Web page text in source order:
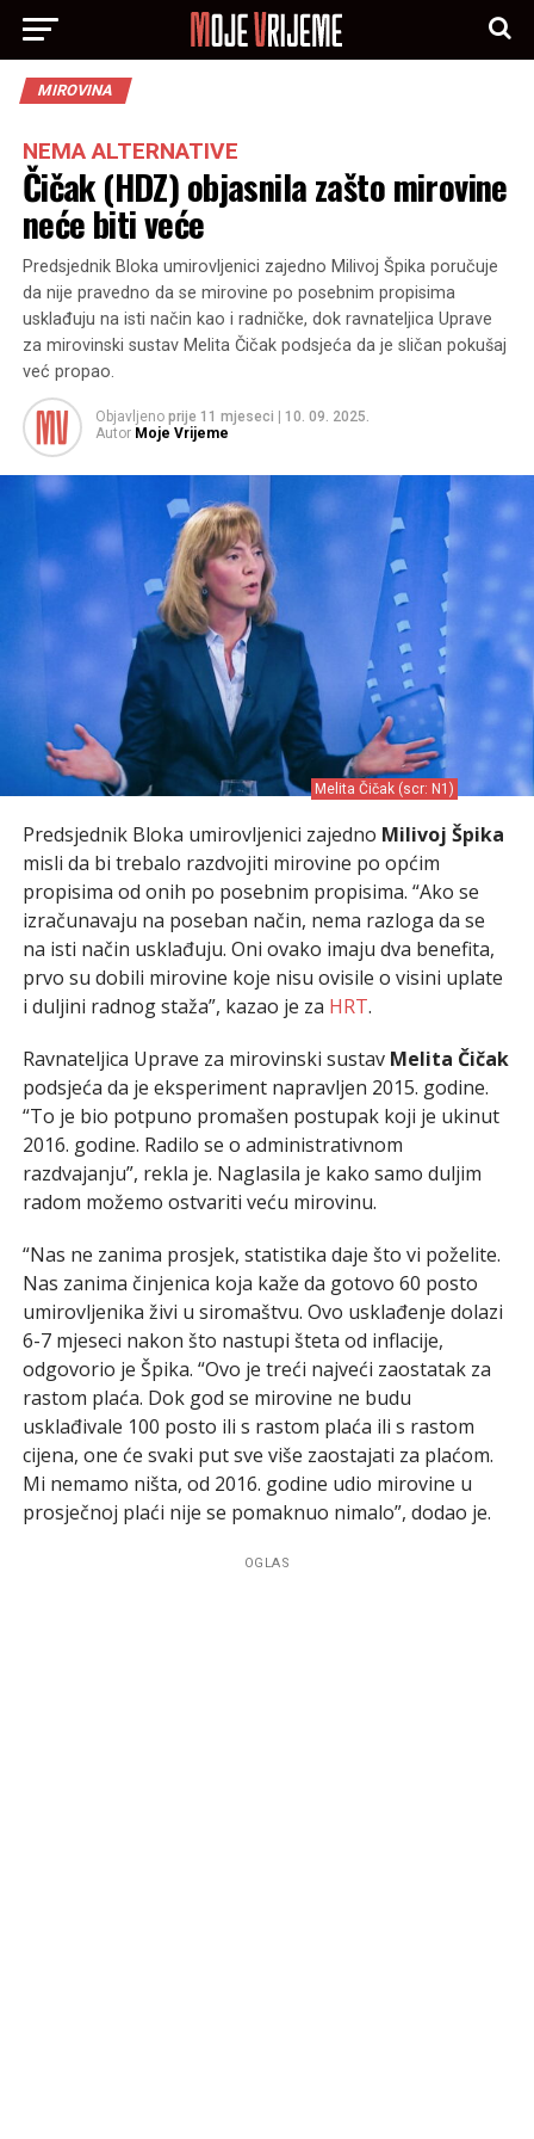
MIROVINA
NEMA ALTERNATIVE
Čičak (HDZ) objasnila zašto mirovine
neće biti veće
Predsjednik Bloka umirovljenici zajedno Milivoj Špika poručuje
da nije pravedno da se mirovine po posebnim propisima
usklađuju na isti način kao i radničke, dok ravnateljica Uprave
za mirovinski sustav Melita Čičak podsjeća da je sličan pokušaj
već propao.
Objavljeno prije 11 mjeseci
10. 09. 2025.
Autor Moje Vrijeme
Melita Čičak (scr: N1)
Predsjednik Bloka umirovljenici zajedno Milivoj Špika
misli da bi trebalo razdvojiti mirovine po općim
propisima od onih po posebnim propisima. “Ako se
izračunavaju na poseban način, nema razloga da se
na isti način usklađuju. Oni ovako imaju dva benefita,
prvo su dobili mirovine koje nisu ovisile o visini uplate
i duljini radnog staža”, kazao je za HRT.
Ravnateljica Uprave za mirovinski sustav Melita Čičak
podsjeća da je eksperiment napravljen 2015. godine.
“To je bio potpuno promašen postupak koji je ukinut
2016. godine. Radilo se o administrativnom
razdvajanju”, rekla je. Naglasila je kako samo duljim
radom možemo ostvariti veću mirovinu.
“Nas ne zanima prosjek, statistika daje što vi poželite.
Nas zanima činjenica koja kaže da gotovo 60 posto
umirovljenika živi u siromaštvu. Ovo usklađenje dolazi
6-7 mjeseci nakon što nastupi šteta od inflacije,
odgovorio je Špika. “Ovo je treći najveći zaostatak za
rastom plaća. Dok god se mirovine ne budu
usklađivale 100 posto ili s rastom plaća ili s rastom
cijena, one će svaki put sve više zaostajati za plaćom.
Mi nemamo ništa, od 2016. godine udio mirovine u
prosječnoj plaći nije se pomaknuo nimalo”, dodao je.
OGLAS